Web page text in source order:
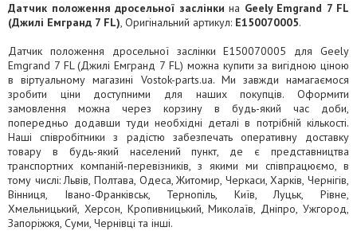
Датчик положення дросельної заслінки на Geely Emgrand 7 FL
(Джилі Емгранд 7 FL), Оригінальний артикул: E150070005.
Датчик положення дросельної заслінки E150070005 для Geely
Emgrand 7 FL (Джилі Емгранд 7 FL) можна купити за вигідною ціною
в віртуальному магазині Vostok-parts.ua. Ми завжди намагаємося
зробити ціни доступними для наших покупців. Оформити
замовлення можна через корзину в будь-який час доби,
попередньо додавши туди необхідні деталі в потрібній кількості.
Наші співробітники з радістю забезпечать оперативну доставку
товару в будь-який населений пункт, де є представництва
транспортних компаній-перевізників, з якими ми співпрацюємо, в
тому числі: Львів, Полтава, Одеса, Житомир, Черкаси, Харків, Чернігів,
Вінниця, Івано-Франківськ, Тернопіль, Київ, Луцьк, Рівне,
Хмельницький, Херсон, Кропивницький, Миколаїв, Дніпро, Ужгород,
Запоріжжя, Суми, Чернівці та інші.